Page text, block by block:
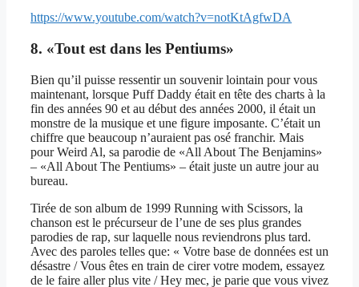
https://www.youtube.com/watch?v=notKtAgfwDA
8. «Tout est dans les Pentiums»
Bien qu’il puisse ressentir un souvenir lointain pour vous
maintenant, lorsque Puff Daddy était en tête des charts à la
fin des années 90 et au début des années 2000, il était un
monstre de la musique et une figure imposante. C’était un
chiffre que beaucoup n’auraient pas osé franchir. Mais
pour Weird Al, sa parodie de «All About The Benjamins»
– «All About The Pentiums» – était juste un autre jour au
bureau.
Tirée de son album de 1999 Running with Scissors, la
chanson est le précurseur de l’une de ses plus grandes
parodies de rap, sur laquelle nous reviendrons plus tard.
Avec des paroles telles que: « Votre base de données est un
désastre / Vous êtes en train de cirer votre modem, essayez
de le faire aller plus vite / Hey mec, je parie que vous vivez